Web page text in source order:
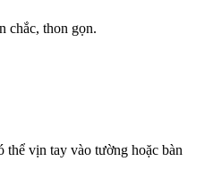
chắc, thon gọn.
thể vịn tay vào tường hoặc bàn